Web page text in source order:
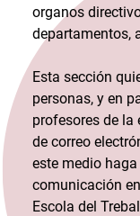
organos
departamentos,
Esta sección
personas, y en
profesores de la
de correo
este medio
comunicación
Escola del